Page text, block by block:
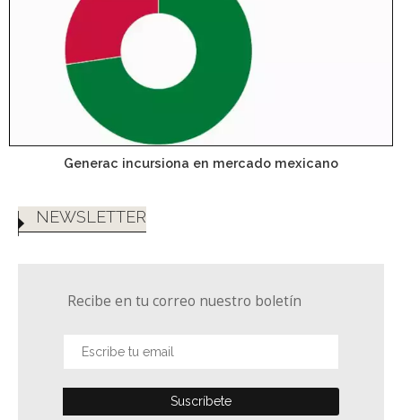
Generac incursiona en mercado mexicano
NEWSLETTER
Recibe en tu correo nuestro boletín